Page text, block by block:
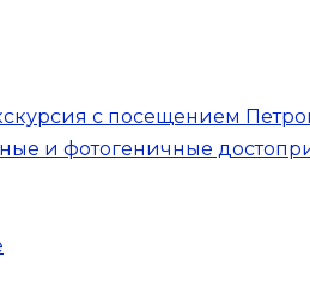
с посещением
и фотогеничные